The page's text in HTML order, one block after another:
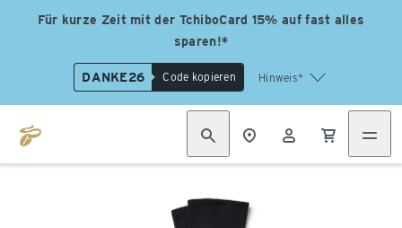
Für kurze Zeit mit der TchiboCard 15% auf fast alles
sparen!*
DANKE26 Code kopieren Hinweis*